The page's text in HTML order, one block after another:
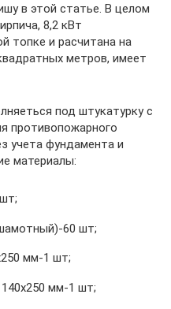
в этой статье. В целом
8,2 кВт
топке и расчитана на
метров, имеет
под штукатурку с
противопожарного
учета фундамента и
материалы:
60 шт;
мм-1 шт;
мм-1 шт;